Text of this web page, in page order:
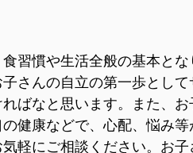
習慣や生活全般の基本とな
さんの自立の第一歩として
ばなと思います。また、お
健康などで、心配、悩み等
軽にご相談ください。お子